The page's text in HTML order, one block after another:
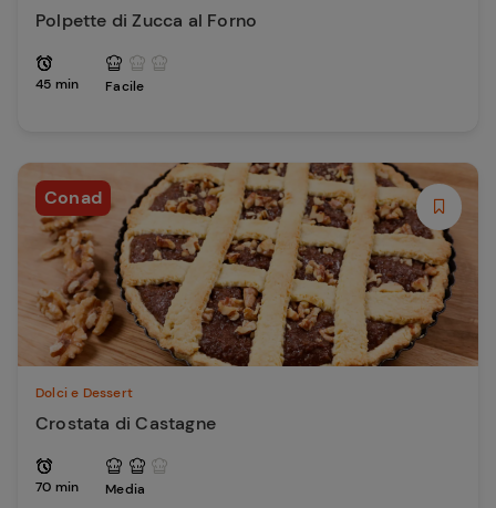
Polpette di Zucca al Forno
45 min Facile
Conad
Dolci e Dessert
Crostata di Castagne
70 min Media